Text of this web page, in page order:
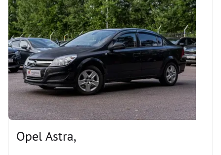
Opel Astra,